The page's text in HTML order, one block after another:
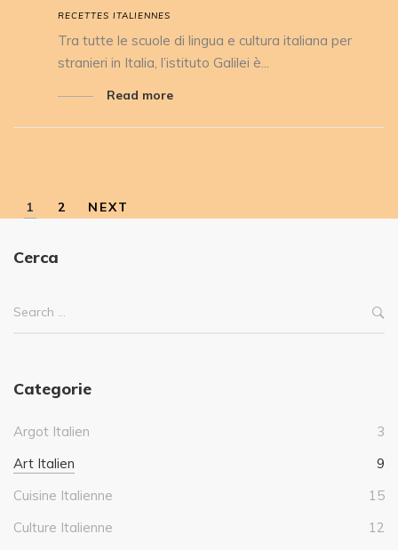
RECETTES ITALIENNES
Tra tutte le scuole di lingua e cultura italiana per
stranieri in Italia, l’istituto Galilei è...
Read more
1 2 NEXT
Cerca
Categorie
Argot Italien
3
Art Italien
9
Cuisine Italienne
15
Culture Italienne
12